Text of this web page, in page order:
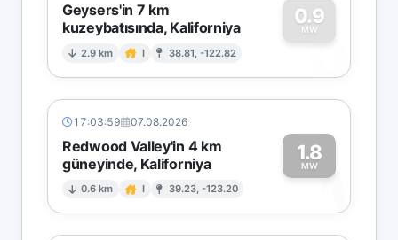
Geysers'in 7 km
kuzeybatısında, Kaliforniya
2.9 km I 38.81, -122.82
0.9
MW
0
17:03:59 07.08.2026
Redwood Valley'in 4 km
güneyinde, Kaliforniya
0.6 km I 39.23, -123.20
1.8
MW1